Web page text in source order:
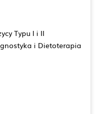
Typu I i II
i Dietoterapia